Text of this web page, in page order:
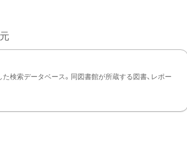
検索データベース。同図書館が所蔵する図書、レポー